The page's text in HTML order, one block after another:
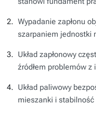
Wypadanie zapłonu
szarpaniem jednostki
Układ zapłonowy
źródłem problemów z
Układ paliwowy
mieszanki i stabilność